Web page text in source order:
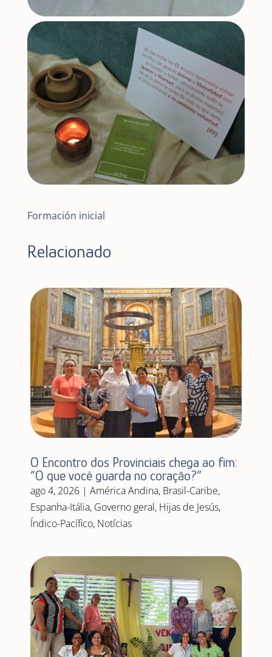
Formación inicial
Relacionado
O Encontro dos Provinciais chega ao fim:
“O que você guarda no coração?”
ago 4, 2026| América Andina, Brasil-Caribe,
Espanha-Itália, Governo geral, Hijas de Jesús,
Índico-Pacífico, Notícias